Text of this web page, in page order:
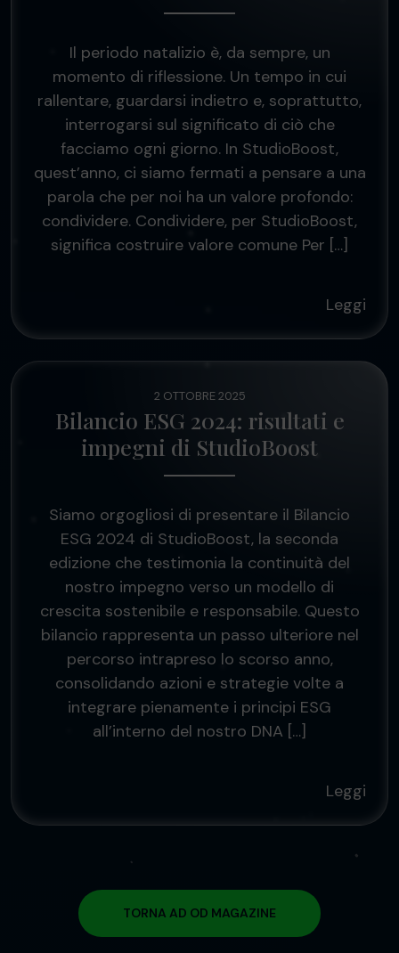
Il periodo natalizio è, da sempre, un
momento di riflessione. Un tempo in cui
rallentare, guardarsi indietro e, soprattutto,
interrogarsi sul significato di ciò che
facciamo ogni giorno. In StudioBoost,
quest’anno, ci siamo fermati a pensare a una
parola che per noi ha un valore profondo:
condividere. Condividere, per StudioBoost,
significa costruire valore comune Per […]
Leggi
2 OTTOBRE 2025
Bilancio ESG 2024: risultati e
impegni di StudioBoost
Siamo orgogliosi di presentare il Bilancio
ESG 2024 di StudioBoost, la seconda
edizione che testimonia la continuità del
nostro impegno verso un modello di
crescita sostenibile e responsabile. Questo
bilancio rappresenta un passo ulteriore nel
percorso intrapreso lo scorso anno,
consolidando azioni e strategie volte a
integrare pienamente i principi ESG
all’interno del nostro DNA […]
Leggi
TORNA AD OD MAGAZINE